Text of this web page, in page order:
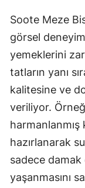
Soote Meze
görsel
yemeklerini
tatların yanı
kalitesine ve
veriliyor.
hazırlanarak
sadece damak
yaşanmasını